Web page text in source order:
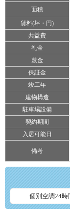
面積
賃料(坪・円)
共益費
礼金
敷金
保証金
竣工年
建物構造
駐車場設備
契約期間
入居可能日
備考
個別空調24